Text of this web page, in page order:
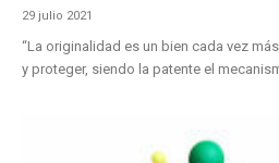
29 julio 2021
“La originalidad es un bien cada vez
y proteger, siendo la patente el